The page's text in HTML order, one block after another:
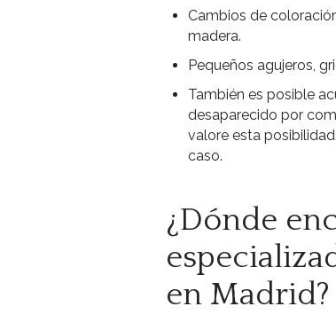
Cambios de
madera.
Pequeños agujeros,
También es posible
desaparecido por
valore esta
caso.
¿Dónde
en Madrid?